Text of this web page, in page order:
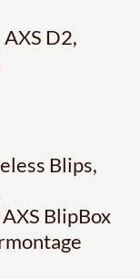
D2,
Blips,
BlipBox